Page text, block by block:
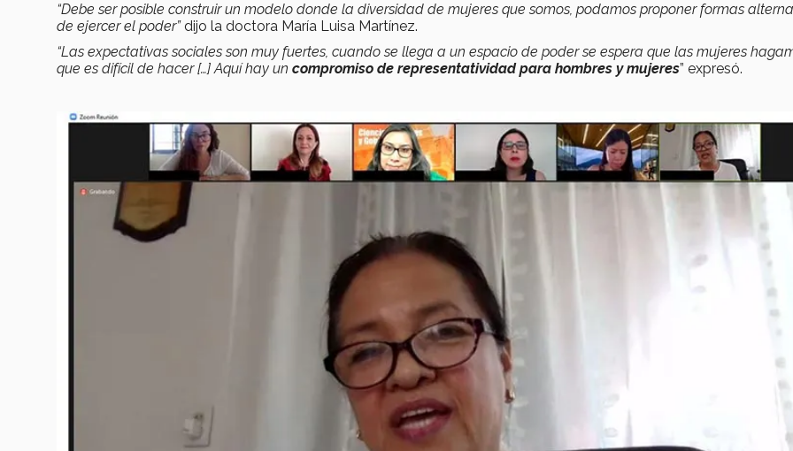
“Debe ser posible construir un modelo donde la diversidad de mujeres que somos, podamos proponer formas
de ejercer el poder”dijo la doctora María Luisa Martínez.
“Las expectativas sociales son muy fuertes, cuando se llega a un espacio de poder se espera que las mujeres
que es difícil de hacer […] Aquí hay un compromiso de representatividad para hombres y mujeres” expresó.